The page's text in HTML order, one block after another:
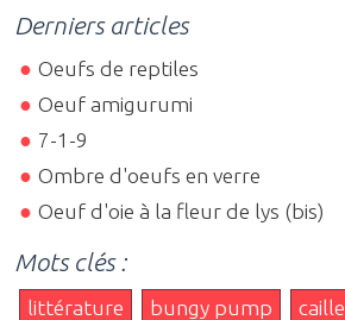
Derniers articles
Oeufs de reptiles
Oeuf amigurumi
7-1-9
Ombre d'oeufs en verre
Oeuf d'oie à la fleur de lys (bis)
Mots clés :
littérature bungy pump caille